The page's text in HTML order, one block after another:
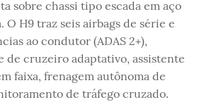
sobre chassi tipo escada em aço
O H9 traz seis airbags de série e
ao condutor (ADAS 2+),
cruzeiro adaptativo, assistente
faixa, frenagem autônoma de
de tráfego cruzado.